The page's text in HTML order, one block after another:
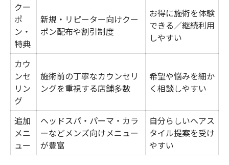
クー
ポ
ン・
特典
新規・リピーター向けクー
ポン配布や割引制度
お得に施術を体験
できる／継続利用
しやすい
カウ
ンセ
リン
グ
施術前の丁寧なカウンセリ
ングを重視する店舗多数
希望や悩みを細か
く相談しやすい
追加
メニ
ュー
ヘッドスパ・パーマ・カラ
ーなどメンズ向けメニュー
が豊富
自分らしいヘアス
タイル提案を受け
やすい